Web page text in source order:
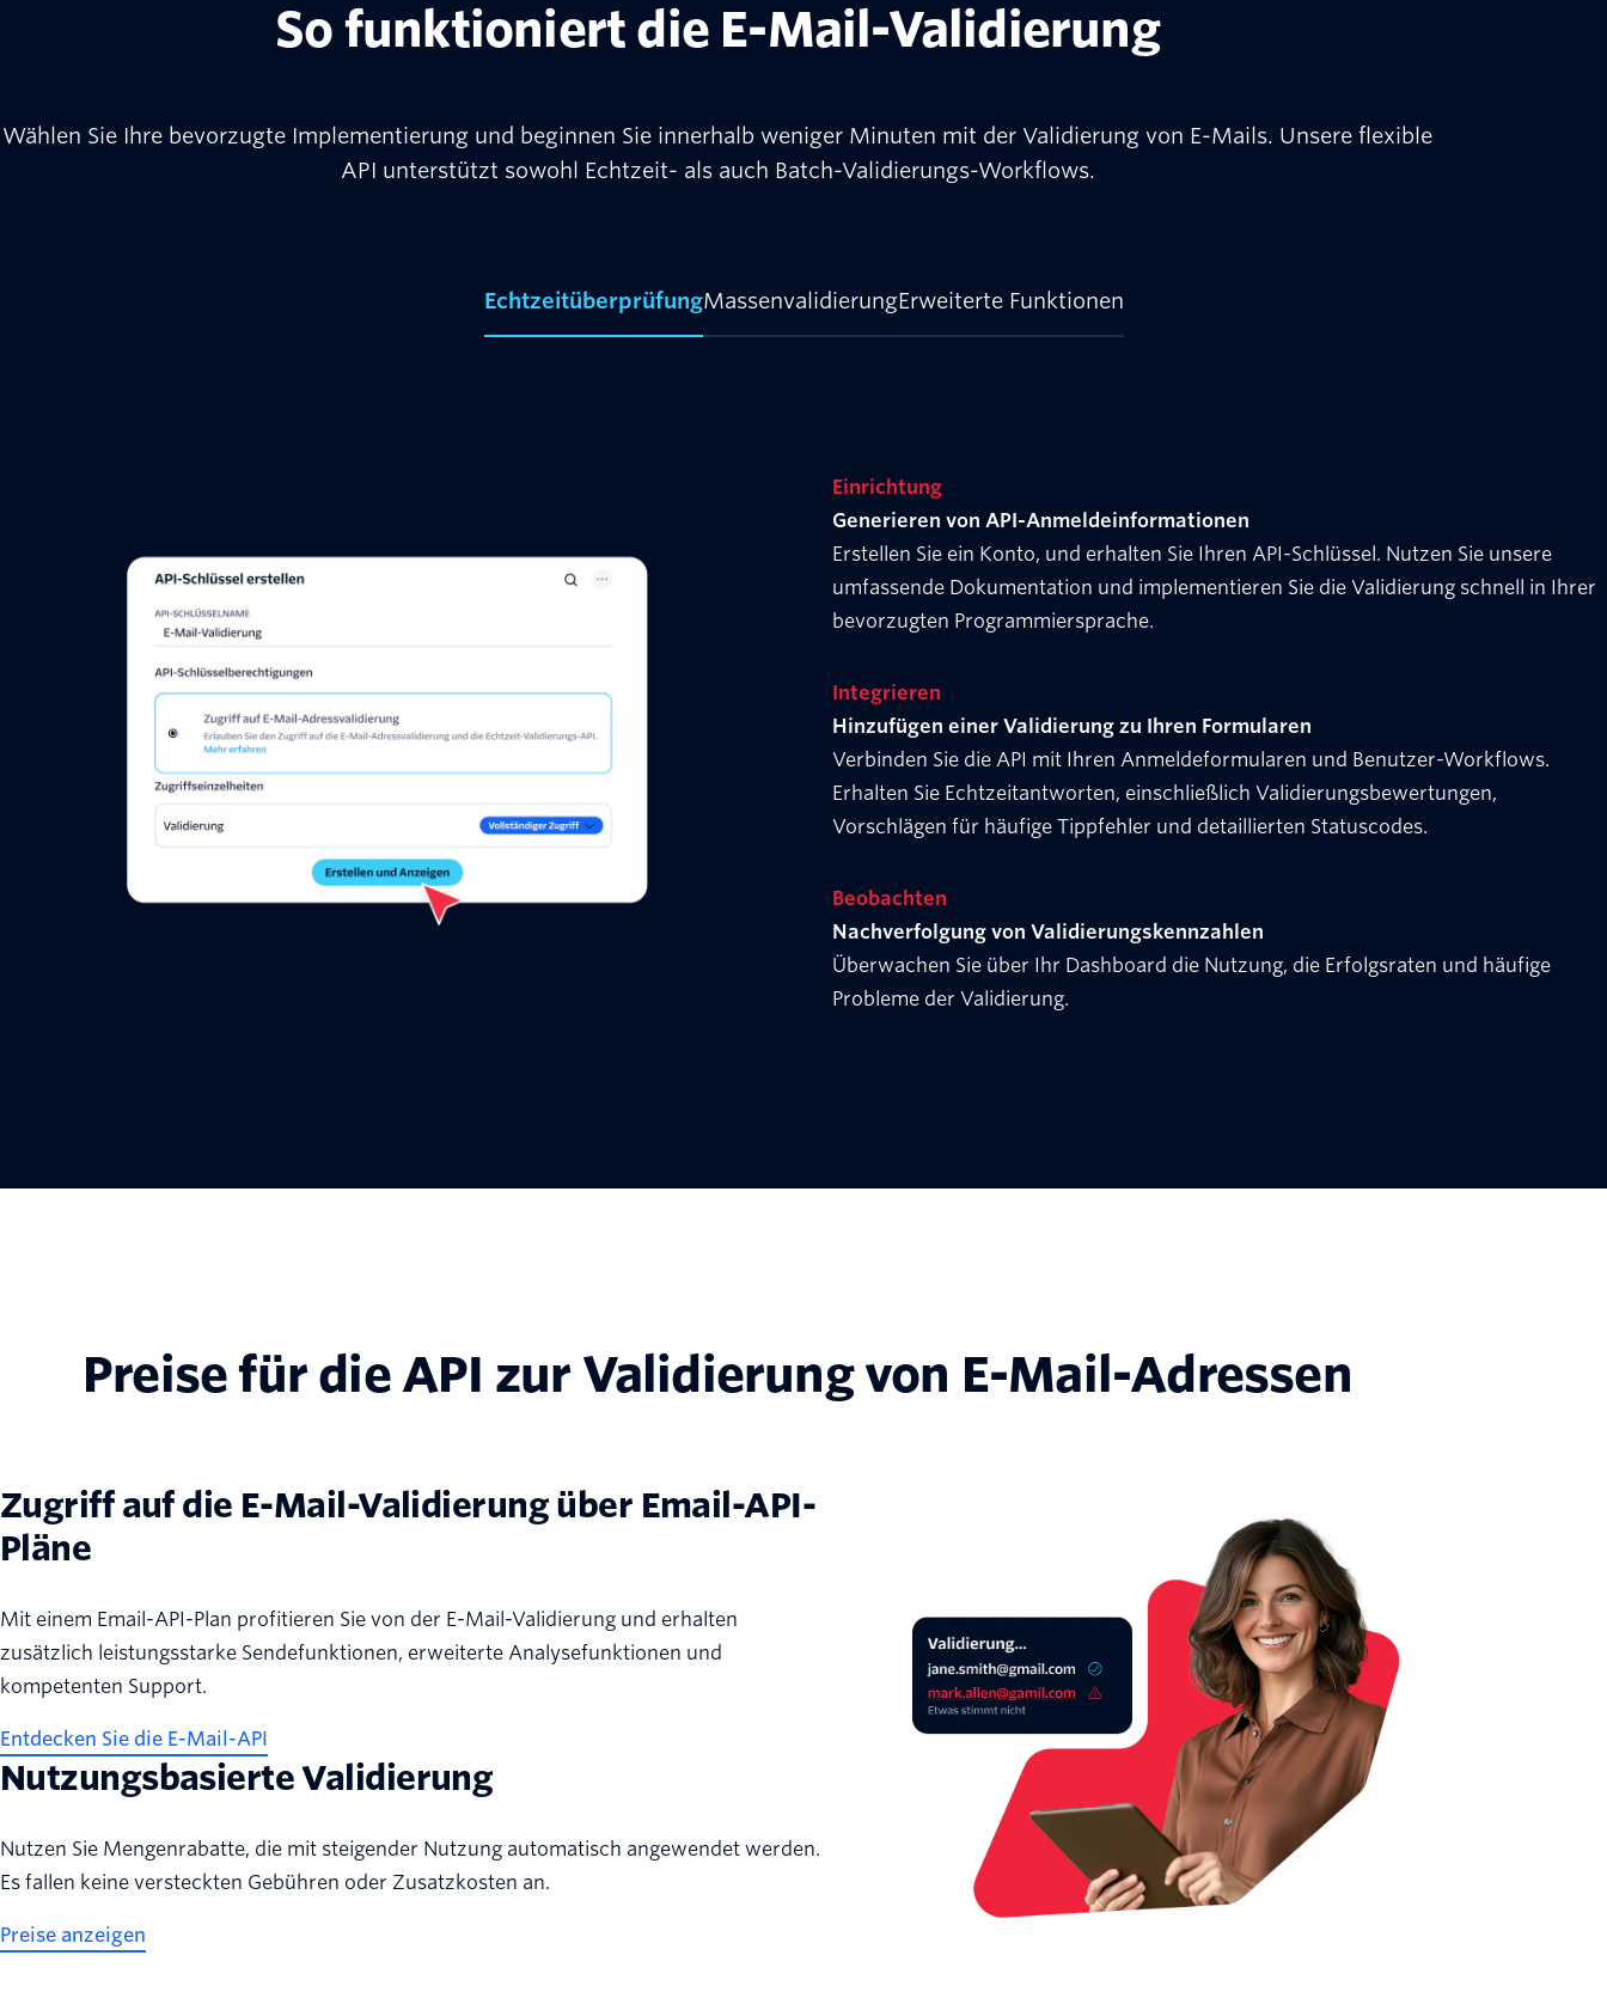
So funktioniert die E-Mail-Validierung
Wählen Sie Ihre bevorzugte Implementierung und beginnen Sie innerhalb weniger Minuten mit der Validierung von E-Mails. Unsere flexible
API unterstützt sowohl Echtzeit- als auch Batch-Validierungs-Workflows.
EchtzeitüberprüfungMassenvalidierungErweiterte Funktionen
Einrichtung
Generieren von API-Anmeldeinformationen
Erstellen Sie ein Konto, und erhalten Sie Ihren API-Schlüssel. Nutzen Sie unsere
umfassende Dokumentation und implementieren Sie die Validierung schnell in Ihrer
bevorzugten Programmiersprache.
Integrieren
Hinzufügen einer Validierung zu Ihren Formularen
Verbinden Sie die API mit Ihren Anmeldeformularen und Benutzer-Workflows.
Erhalten Sie Echtzeitantworten, einschließlich Validierungsbewertungen,
Vorschlägen für häufige Tippfehler und detaillierten Statuscodes.
Beobachten
Nachverfolgung von Validierungskennzahlen
Überwachen Sie über Ihr Dashboard die Nutzung, die Erfolgsraten und häufige
Probleme der Validierung.
Preise für die API zur Validierung von E-Mail-Adressen
Zugriff auf die E-Mail-Validierung über Email-API-
Pläne
Mit einem Email-API-Plan profitieren Sie von der E-Mail-Validierung und erhalten
zusätzlich leistungsstarke Sendefunktionen, erweiterte Analysefunktionen und
kompetenten Support.
Entdecken Sie die E-Mail-API
Nutzungsbasierte Validierung
Nutzen Sie Mengenrabatte, die mit steigender Nutzung automatisch angewendet werden.
Es fallen keine versteckten Gebühren oder Zusatzkosten an.
Preise anzeigen